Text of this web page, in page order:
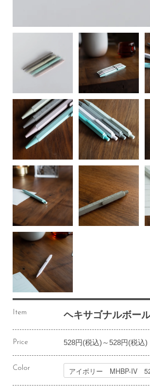
Item ヘキサゴナルボー
Price 528円(税込)～528円(税込)
Color